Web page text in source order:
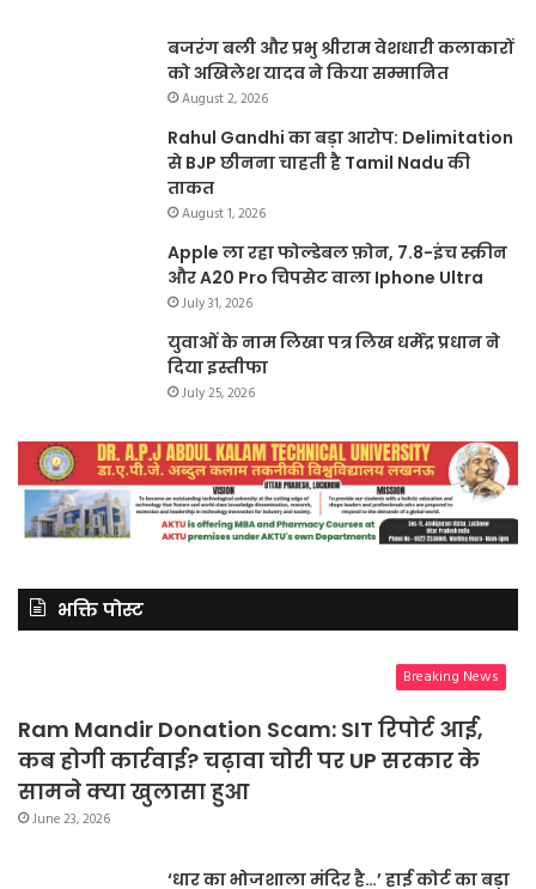
बजरंग बली और प्रभु श्रीराम वेशधारी कलाकारों
को अखिलेश यादव ने किया सम्मानित
August 2, 2026
Rahul Gandhi का बड़ा आरोप: Delimitation
से BJP छीनना चाहती है Tamil Nadu की
ताकत
August 1, 2026
Apple ला रहा फोल्डेबल फ़ोन, 7.8-इंच स्क्रीन
और A20 Pro चिपसेट वाला Iphone Ultra
July 31, 2026
युवाओं के नाम लिखा पत्र लिख धर्मेंद्र प्रधान ने
दिया इस्तीफा
July 25, 2026
भक्ति पोस्ट
Breaking News
Ram Mandir Donation Scam: SIT रिपोर्ट आई,
कब होगी कार्रवाई? चढ़ावा चोरी पर UP सरकार के
सामने क्या खुलासा हुआ
June 23, 2026
‘धार का भोजशाला मंदिर है…’ हाई कोर्ट का बड़ा